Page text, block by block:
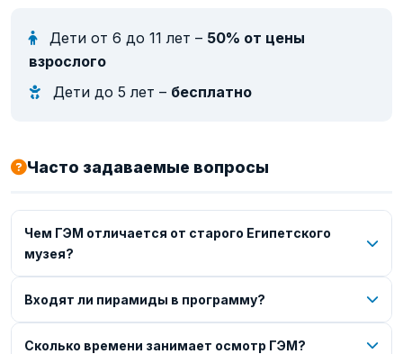
Дети от 6 до 11 лет – 50% от цены
взрослого
Дети до 5 лет – бесплатно
Часто задаваемые вопросы
Чем ГЭМ отличается от старого Египетского
музея?
Входят ли пирамиды в программу?
Сколько времени занимает осмотр ГЭМ?